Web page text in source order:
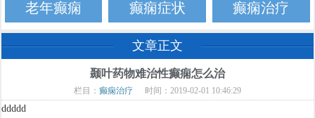
老年癫痫 癫痫症状 癫痫治疗
文章正文
颞叶药物难治性癫痫怎么治
栏目： 癫痫治疗 时间：2019-02-01 10:46:29
ddddd